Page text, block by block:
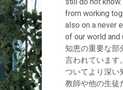
from working
also on a never
of our world and
知恵の重要な部
言われています
ついてより深い
教師や他の生徒